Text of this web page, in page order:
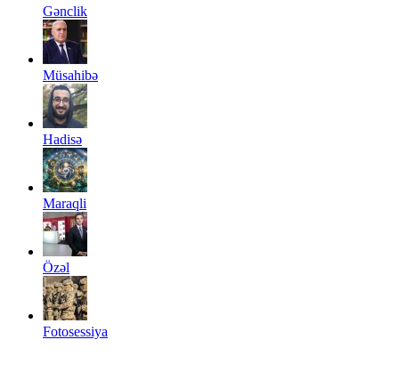
Gənclik
Müsahibə
Hadisə
Maraqli
Özəl
Fotosessiya